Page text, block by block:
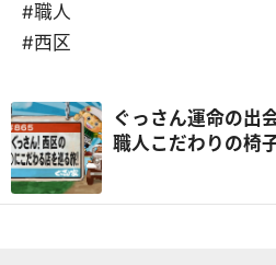
#職人
#西区
ぐっさん運命の出
職人こだわりの椅